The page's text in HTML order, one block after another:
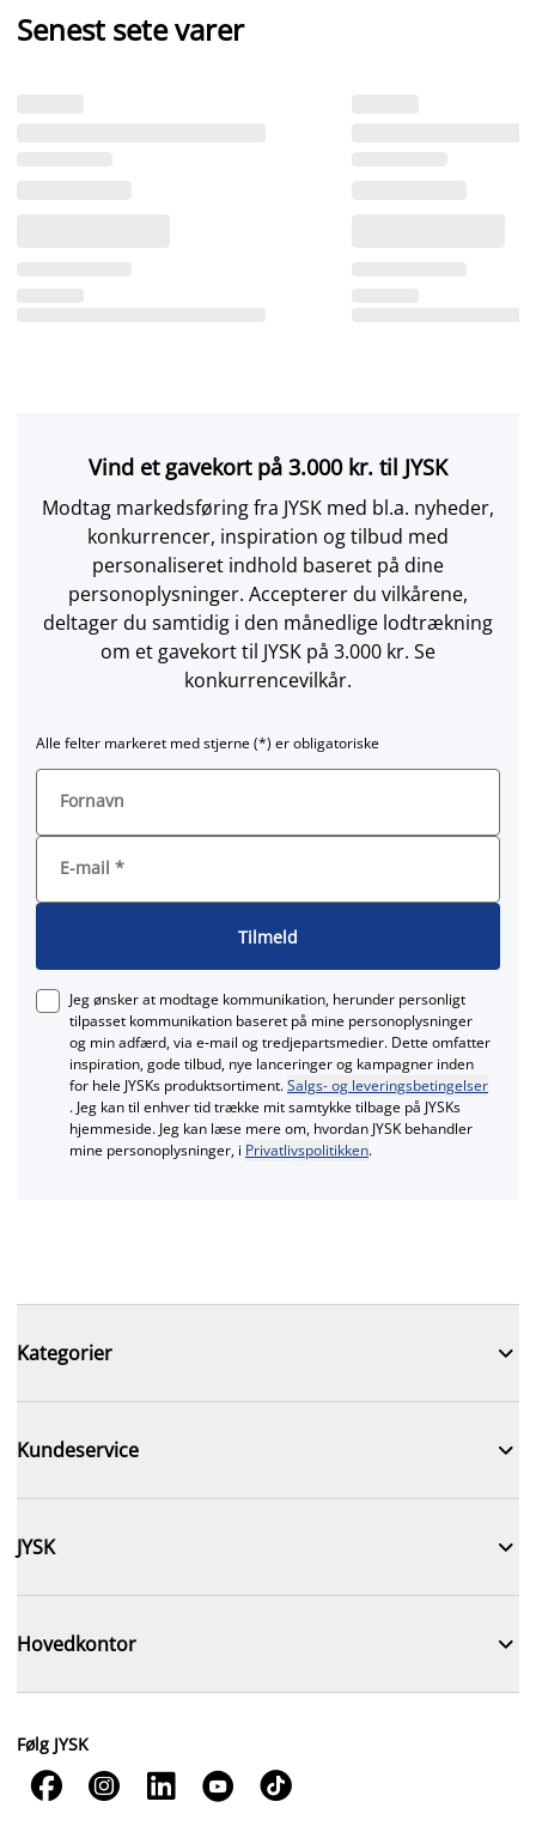
Senest sete varer
Vind et gavekort på 3.000 kr. til JYSK
Modtag markedsføring fra JYSK med bl.a. nyheder,
konkurrencer, inspiration og tilbud med
personaliseret indhold baseret på dine
personoplysninger. Accepterer du vilkårene,
deltager du samtidig i den månedlige lodtrækning
om et gavekort til JYSK på 3.000 kr. Se
konkurrencevilkår.
Alle felter markeret med stjerne (*) er obligatoriske
Fornavn
E-mail *
Tilmeld
Jeg ønsker at modtage kommunikation, herunder personligt
tilpasset kommunikation baseret på mine personoplysninger
og min adfærd, via e‑mail og tredjepartsmedier. Dette omfatter
inspiration, gode tilbud, nye lanceringer og kampagner inden
for hele JYSKs produktsortiment.Salgs- og leveringsbetingelser
. Jeg kan til enhver tid trække mit samtykke tilbage på JYSKs
hjemmeside. Jeg kan læse mere om, hvordan JYSK behandler
mine personoplysninger, i Privatlivspolitikken.
Kategorier 
Kundeservice 
JYSK 
Hovedkontor 
Følg JYSK
    